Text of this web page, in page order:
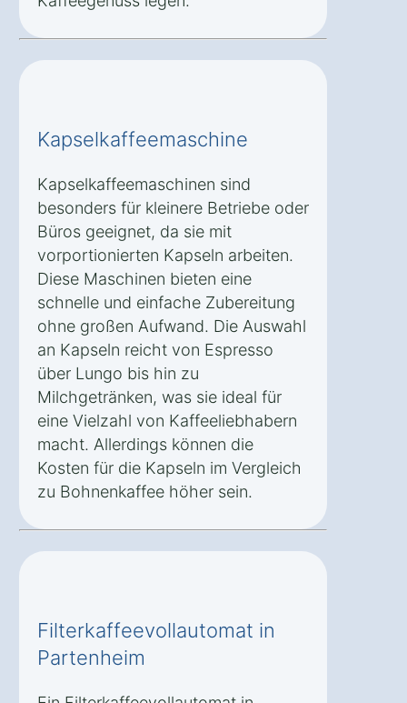
Kapselkaffeemaschine
Kapselkaffeemaschinen sind
besonders für kleinere Betriebe oder
Büros geeignet, da sie mit
vorportionierten Kapseln arbeiten.
Diese Maschinen bieten eine
schnelle und einfache Zubereitung
ohne großen Aufwand. Die Auswahl
an Kapseln reicht von Espresso
über Lungo bis hin zu
Milchgetränken, was sie ideal für
eine Vielzahl von Kaffeeliebhabern
macht. Allerdings können die
Kosten für die Kapseln im Vergleich
zu Bohnenkaffee höher sein.
Filterkaffeevollautomat in
Partenheim